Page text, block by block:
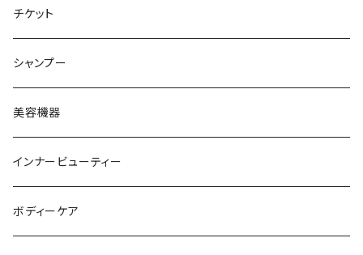
チケット
シャンプー
美容機器
インナービューティー
ボディーケア